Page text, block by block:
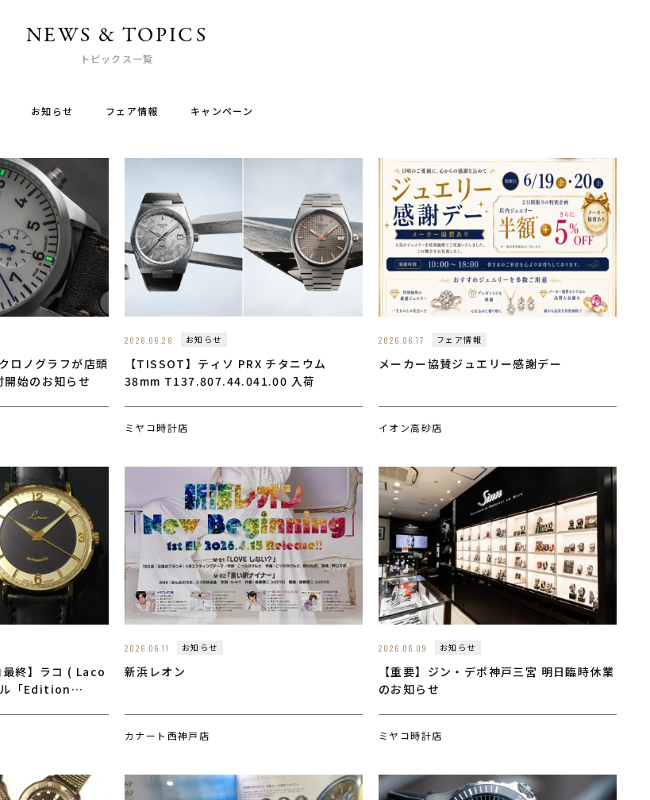
NEWS & TOPICS
トピックス一覧
お知らせ フェア情報 キャンペーン
ロノグラフが店頭
始のお知らせ
2026.06.28 お知らせ
【TISSOT】ティソ PRX チタニウム
38mm T137.807.44.041.00 入荷
ミヤコ時計店
2026.06.17 フェア情報
メーカー協賛ジュエリー感謝デー
イオン高砂店
最終】ラコ ( Laco
「Edition
2026.06.11 お知らせ
新浜レオン
カナート西神戸店
2026.06.09 お知らせ
【重要】ジン・デポ神戸三宮 明日臨時休業
のお知らせ
ミヤコ時計店